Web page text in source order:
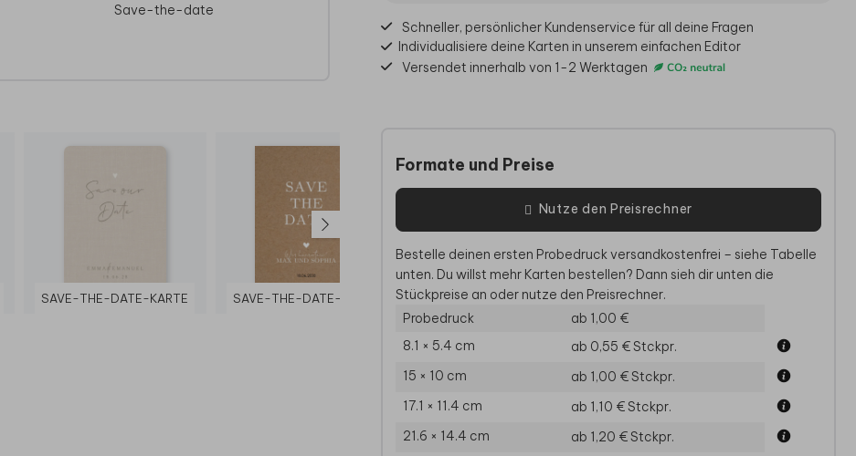
Save-the-date
SAVE-THE-DATE-KARTE SAVE-THE-DATE-KARTE SAVE-THE-DATE-KARTE SAVE-THE-DATE-KARTE
Schneller, persönlicher Kundenservice für all deine Fragen
Individualisiere deine Karten in unserem einfachen Editor
Versendet innerhalb von 1-2 Werktagen
Formate und Preise
Nutze den Preisrechner
Bestelle deinen ersten Probedruck versandkostenfrei – siehe Tabelle
unten. Du willst mehr Karten bestellen? Dann sieh dir unten die
Stückpreise an oder nutze den Preisrechner.
Probedruck
ab 1,00 €
8.1 × 5.4 cm
ab 0,55 €Stckpr.
15 × 10 cm
ab 1,00 €Stckpr.
17.1 × 11.4 cm
ab 1,10 €Stckpr.
21.6 × 14.4 cm
ab 1,20 €Stckpr.